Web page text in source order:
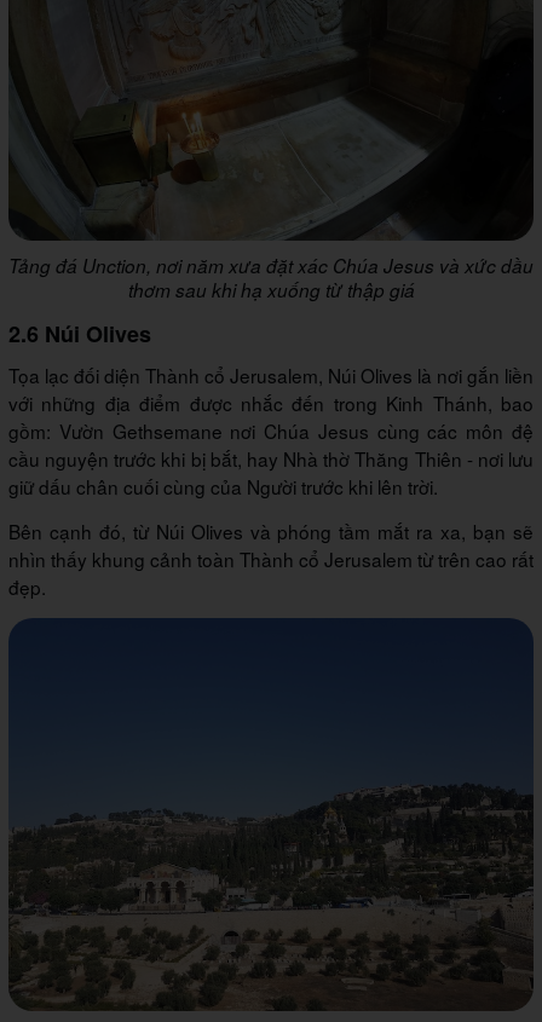
Tảng đá Unction, nơi năm xưa đặt xác Chúa Jesus và xức dầu
thơm sau khi hạ xuống từ thập giá
2.6 Núi Olives
Tọa lạc đối diện Thành cổ Jerusalem, Núi Olives là nơi gắn liền
với những địa điểm được nhắc đến trong Kinh Thánh, bao
gồm: Vườn Gethsemane nơi Chúa Jesus cùng các môn đệ
cầu nguyện trước khi bị bắt, hay Nhà thờ Thăng Thiên - nơi lưu
giữ dấu chân cuối cùng của Người trước khi lên trời.
Bên cạnh đó, từ Núi Olives và phóng tầm mắt ra xa, bạn sẽ
nhìn thấy khung cảnh toàn Thành cổ Jerusalem từ trên cao rất
đẹp.